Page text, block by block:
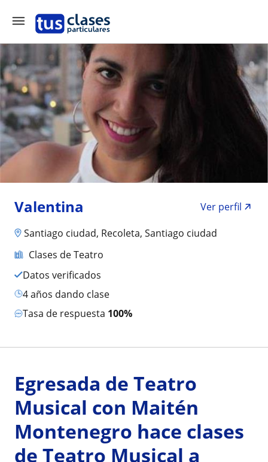
Valentina
Ver perfil
Santiago ciudad, Recoleta, Santiago ciudad
Clases de Teatro
Datos verificados
4 años dando clase
Tasa de respuesta 100%
Egresada de Teatro
Musical con Maitén
Montenegro hace clases
de Teatro Musical a